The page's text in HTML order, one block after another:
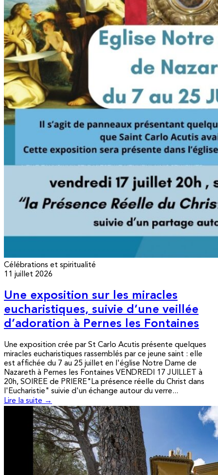
Célébrations et spiritualité
11 juillet 2026
Une exposition sur les miracles
eucharistiques, suivie d’une veillée
d’adoration à Pernes les Fontaines
Une exposition crée par St Carlo Acutis présente quelques
miracles eucharistiques rassemblés par ce jeune saint : elle
est affichée du 7 au 25 juillet en l'église Notre Dame de
Nazareth à Pernes les Fontaines VENDREDI 17 JUILLET à
20h, SOIREE de PRIERE"La présence réelle du Christ dans
l'Eucharistie" suivie d'un échange autour du verre...
Lire la suite →